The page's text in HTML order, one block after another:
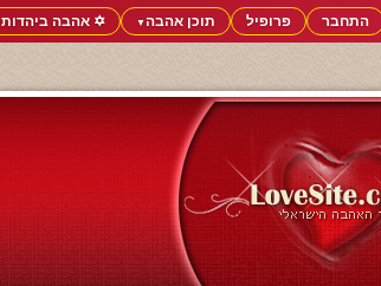
התחבר פרופיל תוכן אהבה▼ ✡️ אהבה ביהדות